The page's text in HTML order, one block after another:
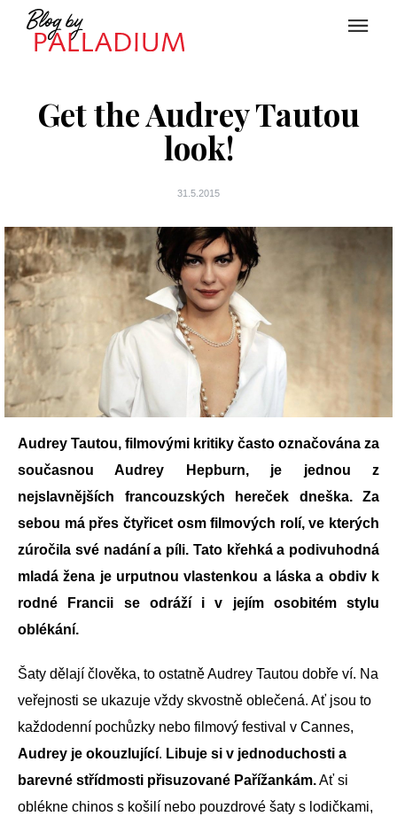
Get the Audrey Tautou
look!
31.5.2015
Audrey Tautou, filmovými kritiky často označována za
současnou Audrey Hepburn, je jednou z
nejslavnějších francouzských hereček dneška. Za
sebou má přes čtyřicet osm filmových rolí, ve kterých
zúročila své nadání a píli. Tato křehká a podivuhodná
mladá žena je urputnou vlastenkou a láska a obdiv k
rodné Francii se odráží i v jejím osobitém stylu
oblékání.
Šaty dělají člověka, to ostatně Audrey Tautou dobře ví. Na
veřejnosti se ukazuje vždy skvostně oblečená. Ať jsou to
každodenní pochůzky nebo filmový festival v Cannes,
Audrey je okouzlující. Libuje si v jednoduchosti a
barevné střídmosti přisuzované Pařížankám.Ať si
oblékne chinos s košilí nebo pouzdrové šaty s lodičkami,